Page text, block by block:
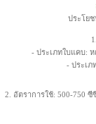
ประโย
- ประเภทใบแคบ:
- ประเภ
2. อัตราการใช้: 500-750